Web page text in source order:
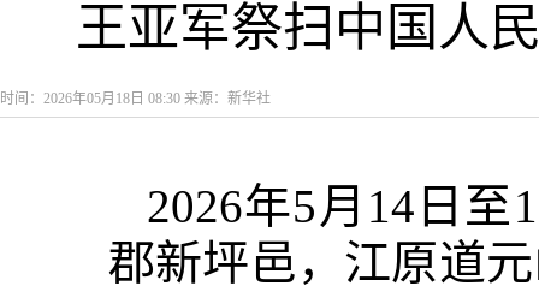
王亚军祭扫中国人
时间：2026年05月18日 08:30 来源：新华社
2026年5月14日
郡新坪邑，江原道